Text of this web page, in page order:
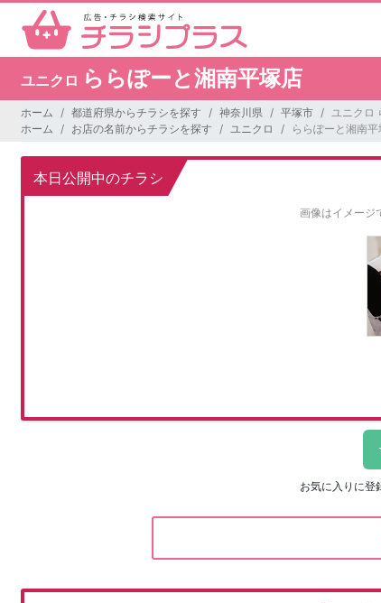
ユニクロ ららぽーと湘南平塚店
ホーム 都道府県からチラシを探す 神奈川県 平塚市
ユニクロ
ホーム
お店の名前からチラシを探す ユニクロ ららぽーと湘南平
本日公開中のチラシ
画像はイメージ
お気に入りに登